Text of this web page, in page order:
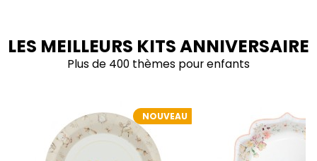
LES MEILLEURS KITS ANNIVERSAIRE
Plus de 400 thèmes pour enfants
NOUVEAU